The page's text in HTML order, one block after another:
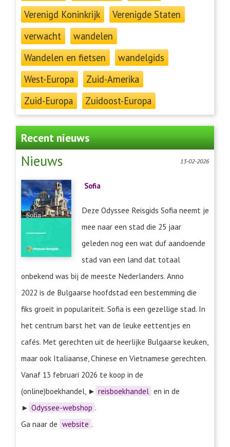
Verenigd Koninkrijk
Verenigde Staten
verwacht
wandelen
Wandelen en fietsen
wandelgids
West-Europa
Zuid-Amerika
Zuid-Europa
Zuidoost-Europa
Recent nieuws
13-02-2026
Nieuws
Sofia
Deze Odyssee Reisgids Sofia neemt je
mee naar een stad die 25 jaar
geleden nog een wat duf aandoende
stad van een land dat totaal
onbekend was bij de meeste Nederlanders. Anno
2022 is de Bulgaarse hoofdstad een bestemming die
fiks groeit in populariteit. Sofia is een gezellige stad. In
het centrum barst het van de leuke eettentjes en
cafés. Met gerechten uit de heerlijke Bulgaarse keuken,
maar ook Italiaanse, Chinese en Vietnamese gerechten.
Vanaf 13 februari 2026 te koop in de
(online)boekhandel, ► reisboekhandel en in de
► Odyssee-webshop .
Ga naar de website .